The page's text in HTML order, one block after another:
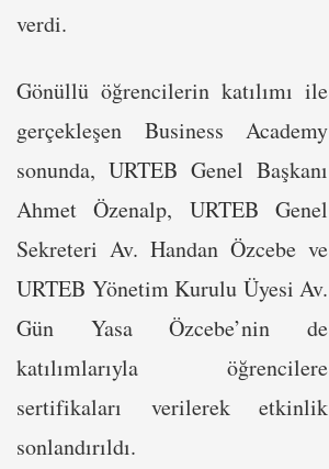
verdi.
Gönüllü öğrencilerin katılımı ile
gerçekleşen Business Academy
sonunda, URTEB Genel Başkanı
Ahmet Özenalp, URTEB Genel
Sekreteri Av. Handan Özcebe ve
URTEB Yönetim Kurulu Üyesi Av.
Gün Yasa Özcebe’nin de
katılımlarıyla öğrencilere
sertifikaları verilerek etkinlik
sonlandırıldı.